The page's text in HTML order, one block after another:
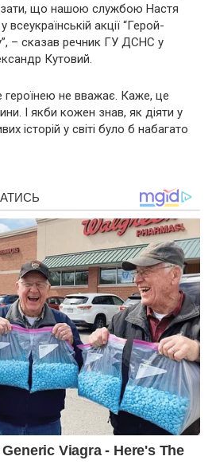
що нашою службою Настя
всеукраїнській акції “Герой-
– сказав речник ГУ ДСНС у
Кутовий.
героїнею не вважає. Каже, це
І якби кожен знав, як діяти у
історій у світі було б набагато